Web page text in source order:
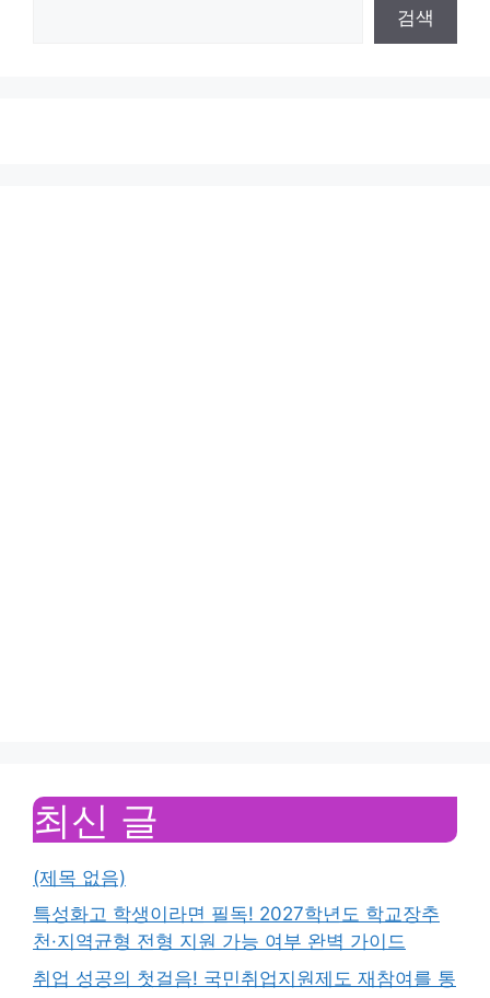
검색
최신 글
(제목 없음)
특성화고 학생이라면 필독! 2027학년도 학교장추
천·지역균형 전형 지원 가능 여부 완벽 가이드
취업 성공의 첫걸음! 국민취업지원제도 재참여를 통